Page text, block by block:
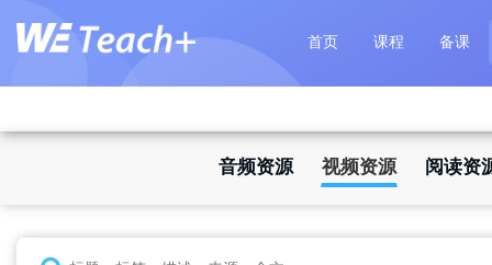
首页 课程 备课
音频资源 视频资源 阅读资